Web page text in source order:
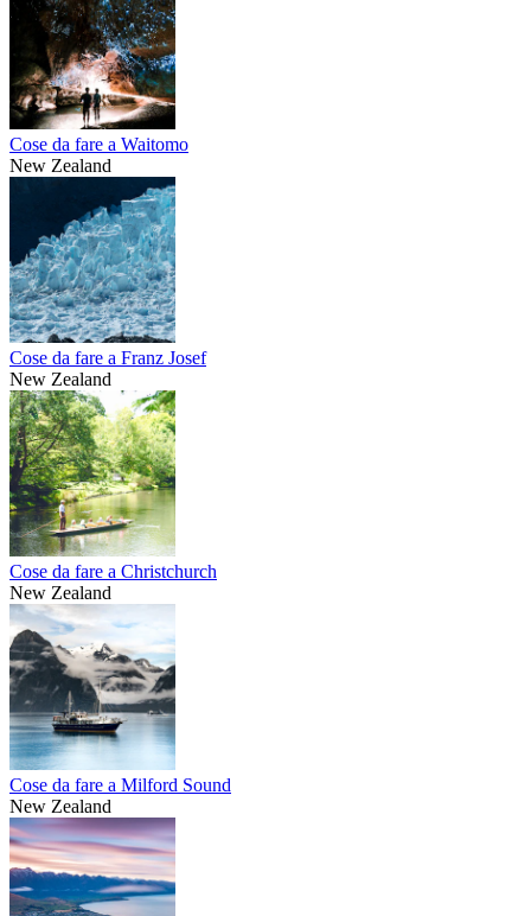
Cose da fare a Waitomo
New Zealand
Cose da fare a Franz Josef
New Zealand
Cose da fare a Christchurch
New Zealand
Cose da fare a Milford Sound
New Zealand